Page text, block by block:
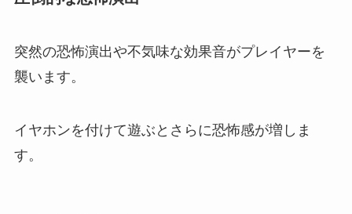
突然の恐怖演出や不気味な効果音がプレイヤーを
襲います。
イヤホンを付けて遊ぶとさらに恐怖感が増しま
す。